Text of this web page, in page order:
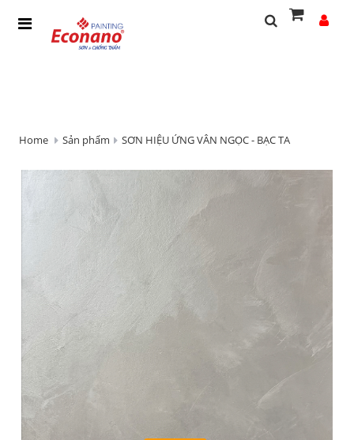
Home Sản phẩm SƠN HIỆU ỨNG VÂN NGỌC - BẠC TA